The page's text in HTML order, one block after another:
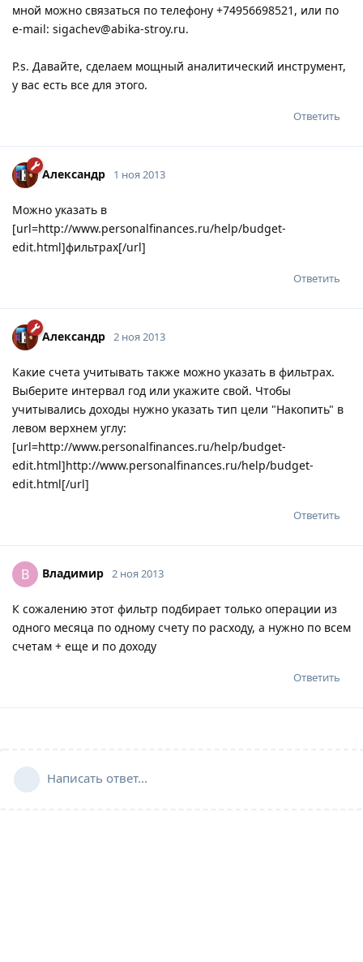
мной можно связаться по телефону +74956698521, или по
e-mail: sigachev@abika-stroy.ru.
P.s. Давайте, сделаем мощный аналитический инструмент,
у вас есть все для этого.
Ответить
Александр 1 ноя 2013
Можно указать в
[url=http://www.personalfinances.ru/help/budget-
edit.html]фильтрах[/url]
Ответить
Александр 2 ноя 2013
Какие счета учитывать также можно указать в фильтрах.
Выберите интервал год или укажите свой. Чтобы
учитывались доходы нужно указать тип цели "Накопить" в
левом верхнем углу:
[url=http://www.personalfinances.ru/help/budget-
edit.html]http://www.personalfinances.ru/help/budget-
edit.html[/url]
Ответить
В Владимир 2 ноя 2013
К сожалению этот фильтр подбирает только операции из
одного месяца по одному счету по расходу, а нужно по всем
счетам + еще и по доходу
Ответить
Написать ответ...